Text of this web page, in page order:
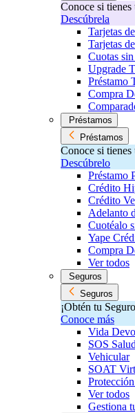
Conoce si tienes
Descúbrela
Tarjetas
Tarjetas
Cuotas
Upgrade
Préstamo
Compra
Préstamos
Préstamos
Conoce si tienes
Descúbrelo
Préstamo
Crédito
Crédito
Adelanto
Cuotéalo
Yape
Compra
Ver todos
Seguros
Seguros
¡Obtén tu
Conoce más
Vida
SOS Salud
Vehicular
SOAT
Ver todos
Gestiona